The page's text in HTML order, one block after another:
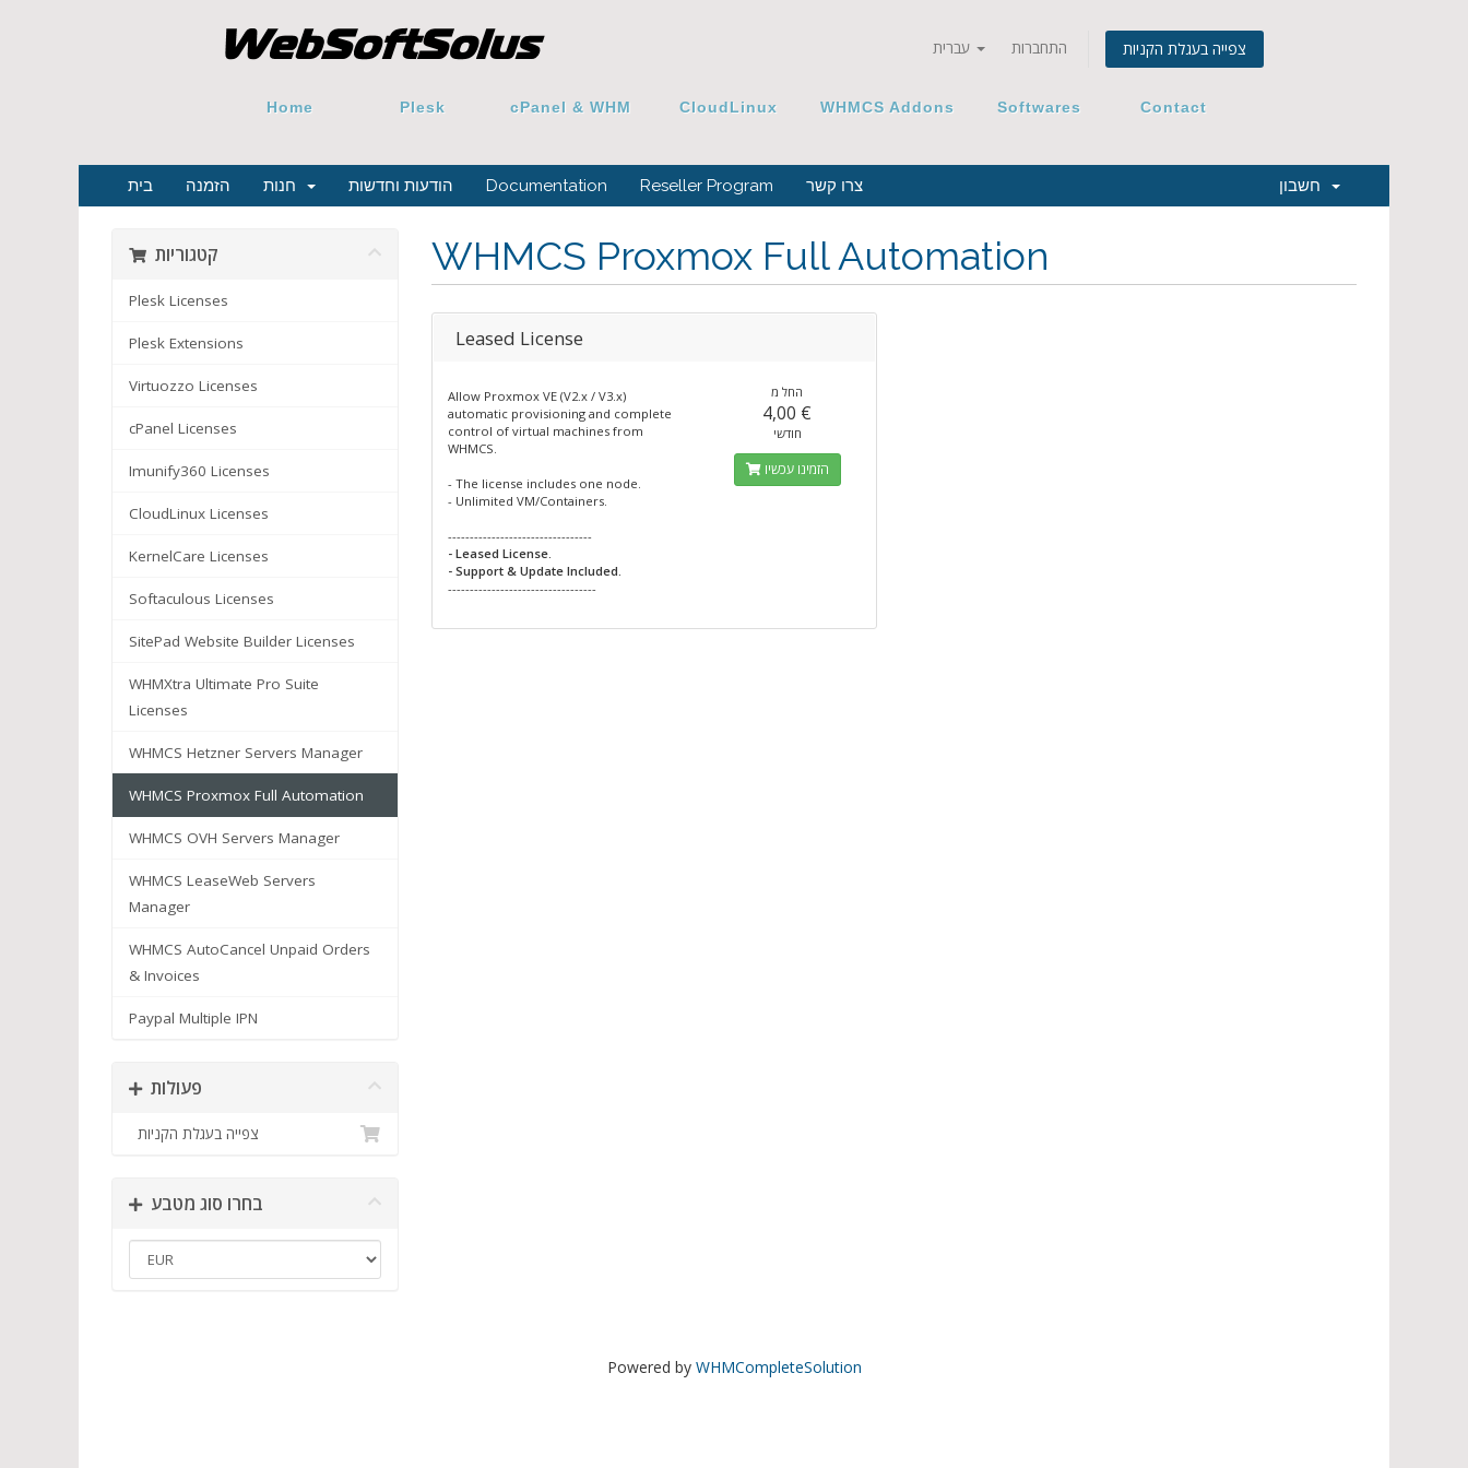
התחברות צפייה בעגלת הקניות
Home Plesk cPanel & WHM CloudLinux WHMCS Addons Softwares Contact
בית הזמנה הודעות וחדשות Documentation Reseller Program צרו קשר
WHMCS Proxmox Full Automation קטגוריות
Plesk Licenses
Plesk Extensions
Virtuozzo Licenses
cPanel Licenses
Imunify360 Licenses
CloudLinux Licenses
KernelCare Licenses
Softaculous Licenses
SitePad Website Builder Licenses
WHMXtra Ultimate Pro Suite
Licenses
WHMCS Hetzner Servers Manager
WHMCS Proxmox Full Automation
WHMCS OVH Servers Manager
WHMCS LeaseWeb Servers
Manager
WHMCS AutoCancel Unpaid Orders
& Invoices
Paypal Multiple IPN
פעולות
צפייה בעגלת הקניות
בחרו סוג מטבע
Leased License
Allow Proxmox VE (V2.x / V3.x)
automatic provisioning and complete
control of virtual machines from
WHMCS.
- The license includes one node.
- Unlimited VM/Containers.
---------------------------------
- Leased License.
- Support & Update Included.
----------------------------------
החל מ
4,00 €
חודשי
הזמינו עכשיו
Powered by WHMCompleteSolution